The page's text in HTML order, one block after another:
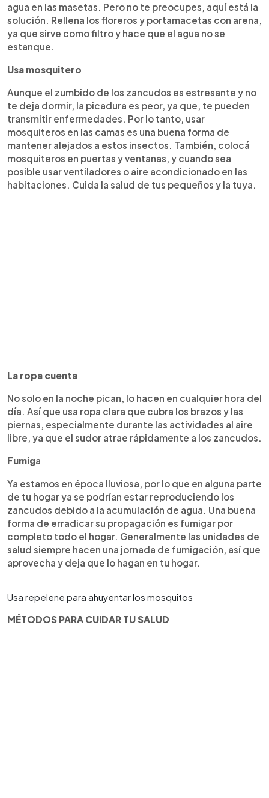
agua en las masetas. Pero no te preocupes, aquí está la
solución. Rellena los floreros y portamacetas con arena,
ya que sirve como filtro y hace que el agua no se
estanque.
Usa mosquitero
Aunque el zumbido de los zancudos es estresante y no
te deja dormir, la picadura es peor, ya que, te pueden
transmitir enfermedades. Por lo tanto, usar
mosquiteros en las camas es una buena forma de
mantener alejados a estos insectos. También, colocá
mosquiteros en puertas y ventanas, y cuando sea
posible usar ventiladores o aire acondicionado en las
habitaciones. Cuida la salud de tus pequeños y la tuya.
La ropa cuenta
No solo en la noche pican, lo hacen en cualquier hora del
día. Así que usa ropa clara que cubra los brazos y las
piernas, especialmente durante las actividades al aire
libre, ya que el sudor atrae rápidamente a los zancudos.
Fumiga
Ya estamos en época lluviosa, por lo que en alguna parte
de tu hogar ya se podrían estar reproduciendo los
zancudos debido a la acumulación de agua. Una buena
forma de erradicar su propagación es fumigar por
completo todo el hogar. Generalmente las unidades de
salud siempre hacen una jornada de fumigación, así que
aprovecha y deja que lo hagan en tu hogar.
Usa repelene para ahuyentar los mosquitos
MÉTODOS PARA CUIDAR TU SALUD